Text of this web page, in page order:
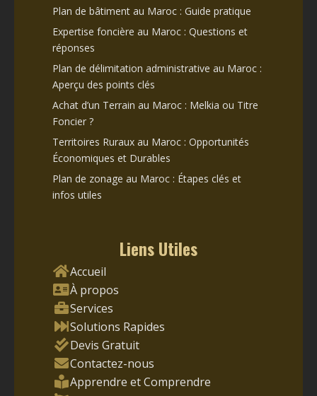
Plan de bâtiment au Maroc : Guide pratique
Expertise foncière au Maroc : Questions et
réponses
Plan de délimitation administrative au Maroc :
Aperçu des points clés
Achat d’un Terrain au Maroc : Melkia ou Titre
Foncier ?
Territoires Ruraux au Maroc : Opportunités
Économiques et Durables
Plan de zonage au Maroc : Étapes clés et
infos utiles
Liens Utiles
Accueil
À propos
Services
Solutions Rapides
Devis Gratuit
Contactez-nous
Apprendre et Comprendre